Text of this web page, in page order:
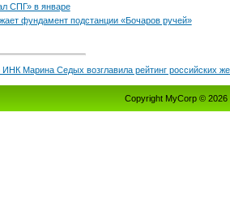
СПГ» в январе
фундамент подстанции «Бочаров ручей»
ИНК Марина Седых возглавила рейтинг российских
Copyright MyCorp © 2026